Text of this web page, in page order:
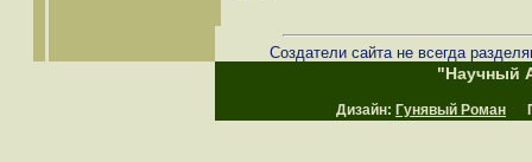
Создатели сайта не всегда
"Научный
Дизайн: Гунявый Роман